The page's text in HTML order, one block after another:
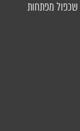
שכפול מפתחות